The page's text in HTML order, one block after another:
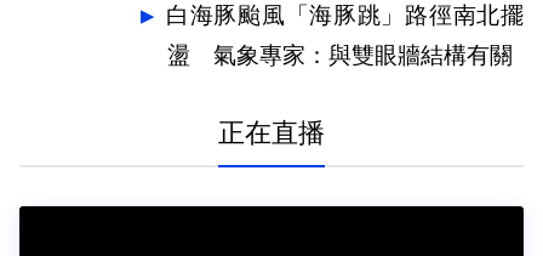
白海豚颱風「海豚跳」路徑南北擺
盪 氣象專家：與雙眼牆結構有關
正在直播